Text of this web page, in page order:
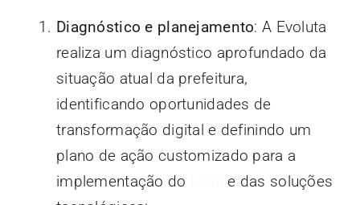
Diagnóstico e planejamento: A Evoluta
realiza um diagnóstico aprofundado da
situação atual da prefeitura,
identificando oportunidades de
transformação digital e definindo um
plano de ação customizado para a
implementação do
e das soluções